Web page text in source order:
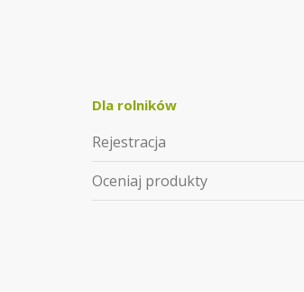
Dla rolników
Rejestracja
Oceniaj produkty